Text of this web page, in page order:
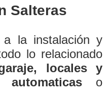
Salteras
a la instalación y
lo relacionado
locales y
automaticas o